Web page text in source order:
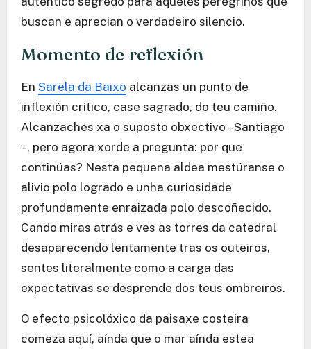
buscan e aprecian o verdadeiro silencio.
Momento de reflexión
En Sarela da Baixo alcanzas un punto de
inflexión crítico, case sagrado, do teu camiño.
Alcanzaches xa o suposto obxectivo – Santiago
–, pero agora xorde a pregunta: por que
continúas? Nesta pequena aldea mestúranse o
alivio polo logrado e unha curiosidade
profundamente enraizada polo descoñecido.
Cando miras atrás e ves as torres da catedral
desaparecendo lentamente tras os outeiros,
sentes literalmente como a carga das
expectativas se desprende dos teus ombreiros.
O efecto psicolóxico da paisaxe costeira
comeza aquí, aínda que o mar aínda estea